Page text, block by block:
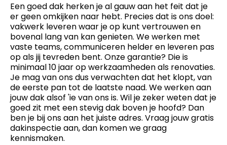
Een goed dak herken je al gauw aan het feit dat je
er geen omkijken naar hebt. Precies dat is ons doel:
vakwerk leveren waar je op kunt vertrouwen en
bovenal lang van kan genieten. We werken met
vaste teams, communiceren helder en leveren pas
op als jij tevreden bent. Onze garantie? Die is
minimaal 10 jaar op werkzaamheden als renovaties.
Je mag van ons dus verwachten dat het klopt, van
de eerste pan tot de laatste naad. We werken aan
jouw dak alsof 'ie van ons is. Wil je zeker weten dat je
goed zit met een stevig dak boven je hoofd? Dan
ben je bij ons aan het juiste adres. Vraag jouw gratis
dakinspectie aan, dan komen we graag
kennismaken.